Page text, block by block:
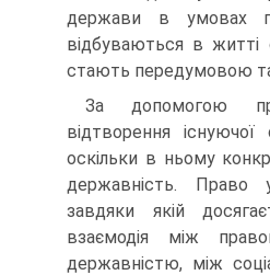
держави в умовах
відбуваються в житті
стають передумовою
За допомогою
відтворення існуючої
оскільки в ньому
державність. Право
завдяки якій
взаємодія між
державністю, між